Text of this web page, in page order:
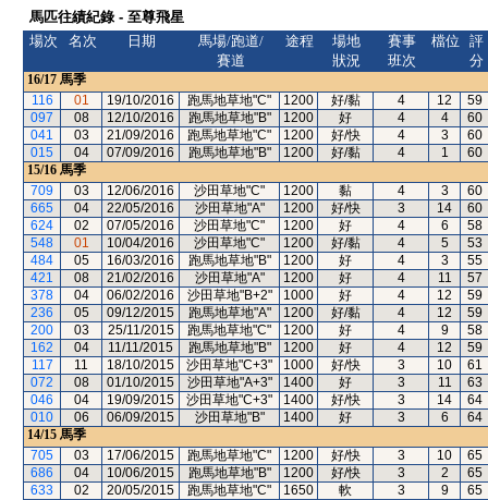
馬匹往績紀錄 - 至尊飛星
場次
名次 日期
馬場/跑道/
賽道
途程
場地
狀況
賽事
班次
檔位
評
分
16/17 馬季
116
01 19/10/2016 跑馬地草地"C" 1200 好/黏 4 12
59
097
08 12/10/2016 跑馬地草地"B" 1200 好 4 4
60
041
03 21/09/2016 跑馬地草地"C" 1200 好/快 4 3
60
015
04 07/09/2016 跑馬地草地"B" 1200 好/黏 4 1
60
15/16 馬季
709
03 12/06/2016 沙田草地"C" 1200 黏 4 3
60
665
04 22/05/2016 沙田草地"A" 1200 好/快 3 14
60
624
02 07/05/2016 沙田草地"C" 1200 好 4 6
58
548
01 10/04/2016 沙田草地"C" 1200 好/黏 4 5
53
484
05 16/03/2016 跑馬地草地"B" 1200 好 4 3
55
421
08 21/02/2016 沙田草地"A" 1200 好 4 11
57
378
04 06/02/2016 沙田草地"B+2" 1000 好 4 12
59
236
05 09/12/2015 跑馬地草地"A" 1200 好/黏 4 12
59
200
03 25/11/2015 跑馬地草地"C" 1200 好 4 9
58
162
04 11/11/2015 跑馬地草地"B" 1200 好 4 12
59
117
11 18/10/2015 沙田草地"C+3" 1000 好/快 3 10
61
072
08 01/10/2015 沙田草地"A+3" 1400 好 3 11
63
046
04 19/09/2015 沙田草地"C+3" 1400 好/快 3 14
64
010
06 06/09/2015 沙田草地"B" 1400 好 3 6
64
14/15 馬季
705
03 17/06/2015 跑馬地草地"C" 1200 好/快 3 10
65
686
04 10/06/2015 跑馬地草地"B" 1200 好/快 3 2
65
633
02 20/05/2015 跑馬地草地"C" 1650 軟 3 9
65